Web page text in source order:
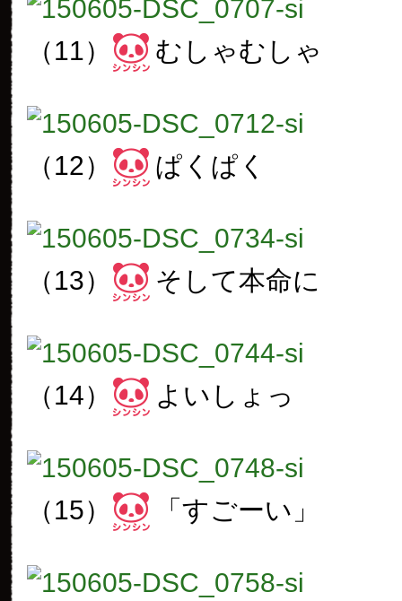
（11） むしゃむしゃ
（12） ぱくぱく
（13） そして本命に
（14） よいしょっ
（15） 「すごーい」